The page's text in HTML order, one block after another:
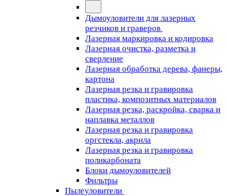
Дымоуловители для лазерных
резчиков и граверов
Лазерная маркировка и кодировка
Лазерная очистка, разметка и
сверление
Лазерная обработка дерева, фанеры,
картона
Лазерная резка и гравировка
пластика, композитных материалов
Лазерная резка, раскройка, сварка и
наплавка металлов
Лазерная резка и гравировка
оргстекла, акрила
Лазерная резка и гравировка
поликарбоната
Блоки дымоуловителей
Фильтры
Пылеуловители